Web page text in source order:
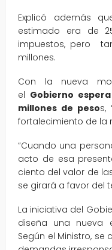
Explicó además
estimado era de
impuestos, pero
millones.
Con la nueva
el Gobierno
millones de pesos,
fortalecimiento de la
“Cuando una
acto de esa
ciento del valor de
se girará a favor del
La iniciativa del
diseña una nueva
Según el Ministro,